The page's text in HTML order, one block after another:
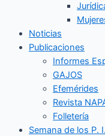
Noticias
Publicaciones
Informes
GAJOS
Efemérides
Revista
Folletería
Semana de los P. I.